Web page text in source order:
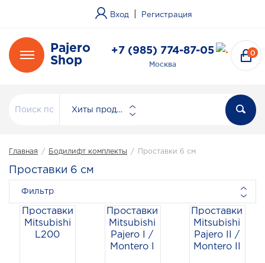
Вход Регистрация
Pajero
Shop
+7 (985) 774-87-05
Москва
0
Хиты продаж
Фильтр
Главная / Бодилифт комплекты / Проставки 6 см
Проставки 6 см
Проставки
Mitsubishi
L200
Проставки
Mitsubishi
Pajero I /
Montero I
Проставки
Mitsubishi
Pajero II /
Montero II